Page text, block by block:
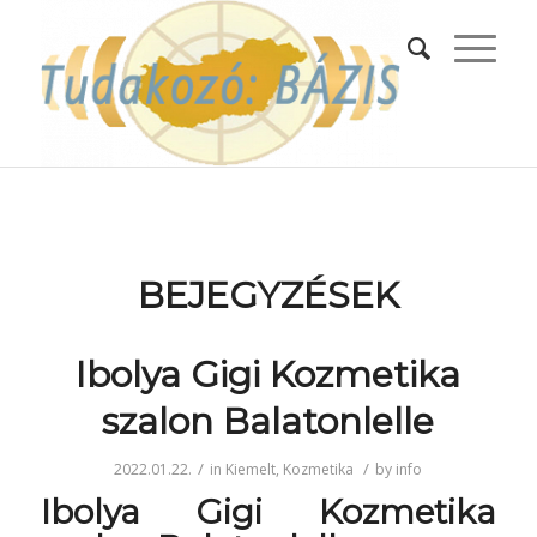
BEJEGYZÉSEK
Ibolya Gigi Kozmetika
szalon Balatonlelle
2022.01.22. / in Kiemelt, Kozmetika / by info
Ibolya Gigi Kozmetika